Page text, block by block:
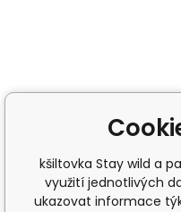
kšiltovka Stay wild a
využití jednotlivých
ukazovat informace